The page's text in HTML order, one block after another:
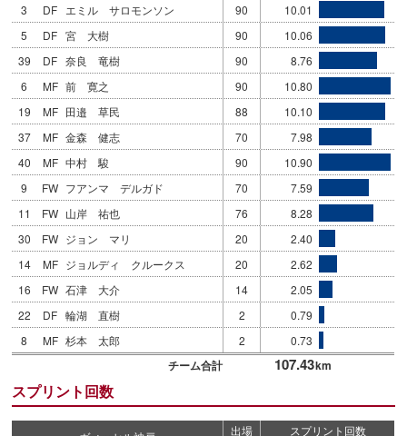
3
DF エミル サロモンソン 90
10.01
5
DF 宮 大樹 90
10.06
39
DF 奈良 竜樹 90
8.76
6
MF 前 寛之 90
10.80
19
MF 田邉 草民 88
10.10
37
MF 金森 健志 70
7.98
40
MF 中村 駿 90
10.90
9
FW フアンマ デルガド 70
7.59
11
FW 山岸 祐也 76
8.28
30
FW ジョン マリ 20
2.40
14
MF ジョルディ クルークス 20
2.62
16
FW 石津 大介 14
2.05
22
DF 輪湖 直樹 2
0.79
8
MF 杉本 太郎 2 0.73
チーム合計 107.43km
スプリント回数
出場
スプリント回数